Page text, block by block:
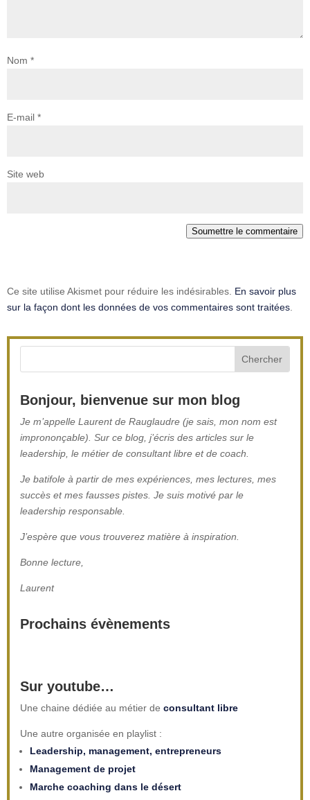
Nom *
E-mail *
Site web
Soumettre le commentaire
Ce site utilise Akismet pour réduire les indésirables. En savoir plus
sur la façon dont les données de vos commentaires sont traitées
Bonjour, bienvenue sur mon blog
Je m’appelle Laurent de Rauglaudre (je sais, mon nom est
imprononçable). Sur ce blog, j’écris des articles sur le
leadership, le métier de consultant libre et de coach.
Je batifole à partir de mes expériences, mes lectures, mes
succès et mes fausses pistes. Je suis motivé par le
leadership responsable.
J’espère que vous trouverez matière à inspiration.
Bonne lecture,
Laurent
Prochains évènements
Sur youtube…
Une chaine dédiée au métier de consultant libre
Une autre organisée en playlist :
Leadership, management, entrepreneurs
Management de projet
Marche coaching dans le désert